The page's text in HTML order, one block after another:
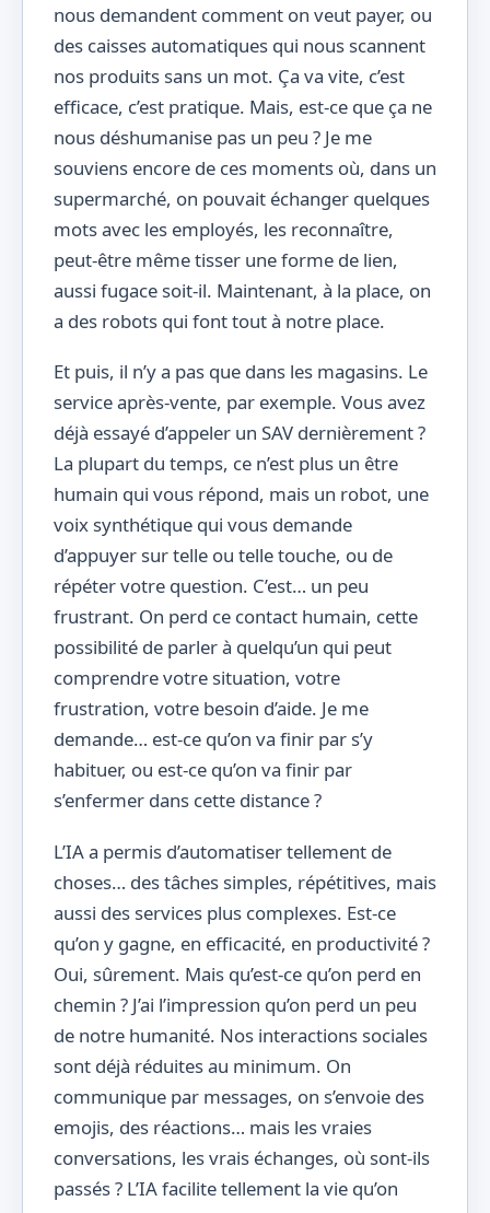
nous demandent comment on veut payer, ou
des caisses automatiques qui nous scannent
nos produits sans un mot. Ça va vite, c’est
efficace, c’est pratique. Mais, est-ce que ça ne
nous déshumanise pas un peu ? Je me
souviens encore de ces moments où, dans un
supermarché, on pouvait échanger quelques
mots avec les employés, les reconnaître,
peut-être même tisser une forme de lien,
aussi fugace soit-il. Maintenant, à la place, on
a des robots qui font tout à notre place.
Et puis, il n’y a pas que dans les magasins. Le
service après-vente, par exemple. Vous avez
déjà essayé d’appeler un SAV dernièrement ?
La plupart du temps, ce n’est plus un être
humain qui vous répond, mais un robot, une
voix synthétique qui vous demande
d’appuyer sur telle ou telle touche, ou de
répéter votre question. C’est… un peu
frustrant. On perd ce contact humain, cette
possibilité de parler à quelqu’un qui peut
comprendre votre situation, votre
frustration, votre besoin d’aide. Je me
demande… est-ce qu’on va finir par s’y
habituer, ou est-ce qu’on va finir par
s’enfermer dans cette distance ?
L’IA a permis d’automatiser tellement de
choses… des tâches simples, répétitives, mais
aussi des services plus complexes. Est-ce
qu’on y gagne, en efficacité, en productivité ?
Oui, sûrement. Mais qu’est-ce qu’on perd en
chemin ? J’ai l’impression qu’on perd un peu
de notre humanité. Nos interactions sociales
sont déjà réduites au minimum. On
communique par messages, on s’envoie des
emojis, des réactions… mais les vraies
conversations, les vrais échanges, où sont-ils
passés ? L’IA facilite tellement la vie qu’on